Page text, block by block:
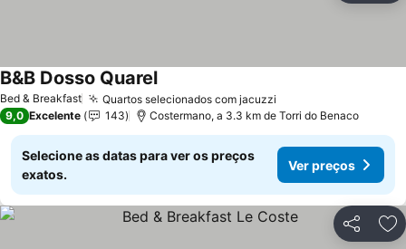
Bed & Breakfast Quartos selecionados com jacuzzi
B&B Dosso QuarelVer preços
9,0 Excelente 143 Costermano, a 3.3 km de Torri do Benaco
Selecione as datas para ver os preços
exatos.
Ver preços
Partilhar